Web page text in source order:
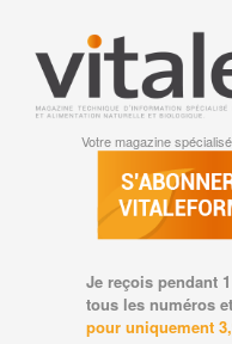
Votre magazine
Je reçois pendant
tous les numéros
pour uniquement